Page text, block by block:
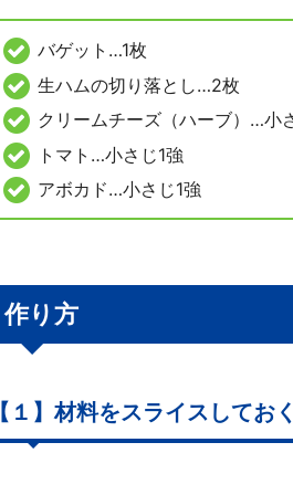
バゲット…1枚
生ハムの切り落とし…2枚
クリームチーズ（ハーブ）…小
トマト…小さじ1強
アボカド…小さじ1強
作り方
【１】材料をスライスしてお